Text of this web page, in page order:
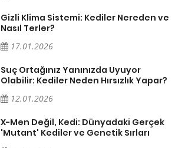
Gizli Klima Sistemi: Kediler Nereden ve
Nasıl Terler?
17.01.2026
Suç Ortağınız Yanınızda Uyuyor
Olabilir: Kediler Neden Hırsızlık Yapar?
12.01.2026
X-Men Değil, Kedi: Dünyadaki Gerçek
'Mutant' Kediler ve Genetik Sırları